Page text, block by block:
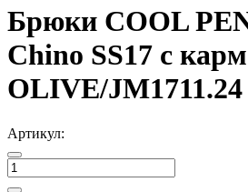
Брюки COOL
Chino SS17 с карм
OLIVE/JM1711.24
Артикул: